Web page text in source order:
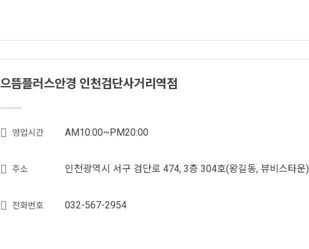
으뜸플러스안경 인천검단사거리역점
영업시간 AM10:00~PM20:00
주소 인천광역시 서구 검단로 474, 3층 304호(왕길동, 뷰비스타운)
전화번호 032-567-2954